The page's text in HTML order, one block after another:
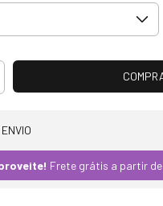
Frete grátis a partir de